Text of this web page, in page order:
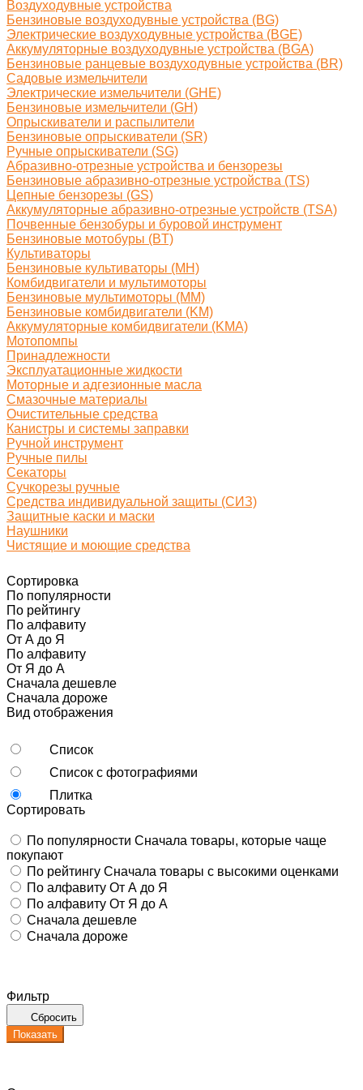
Воздуходувные устройства
Бензиновые воздуходувные устройства (BG)
Электрические воздуходувные устройства (BGE)
Аккумуляторные воздуходувные устройства (BGA)
Бензиновые ранцевые воздуходувные устройства (BR)
Садовые измельчители
Электрические измельчители (GHE)
Бензиновые измельчители (GH)
Опрыскиватели и распылители
Бензиновые опрыскиватели (SR)
Ручные опрыскиватели (SG)
Абразивно-отрезные устройства и бензорезы
Бензиновые абразивно-отрезные устройства (TS)
Цепные бензорезы (GS)
Аккумуляторные абразивно-отрезные устройств (TSA)
Почвенные бензобуры и буровой инструмент
Бензиновые мотобуры (BT)
Культиваторы
Бензиновые культиваторы (MH)
Комбидвигатели и мультимоторы
Бензиновые мультимоторы (MM)
Бензиновые комбидвигатели (KM)
Аккумуляторные комбидвигатели (KMA)
Мотопомпы
Принадлежности
Эксплуатационные жидкости
Моторные и адгезионные масла
Смазочные материалы
Очистительные средства
Канистры и системы заправки
Ручной инструмент
Ручные пилы
Секаторы
Сучкорезы ручные
Средства индивидуальной защиты (СИЗ)
Защитные каски и маски
Наушники
Чистящие и моющие средства
Сортировка
По популярности
По рейтингу
По алфавиту
От А до Я
По алфавиту
От Я до А
Сначала дешевле
Сначала дороже
Вид отображения
Список
Список с фотографиями
Плитка
Сортировать
По популярности Сначала товары, которые чаще
покупают
По рейтингу Сначала товары с высокими оценками
По алфавиту От А до Я
По алфавиту От Я до А
Сначала дешевле
Сначала дороже
Фильтр
Сбросить
Показать